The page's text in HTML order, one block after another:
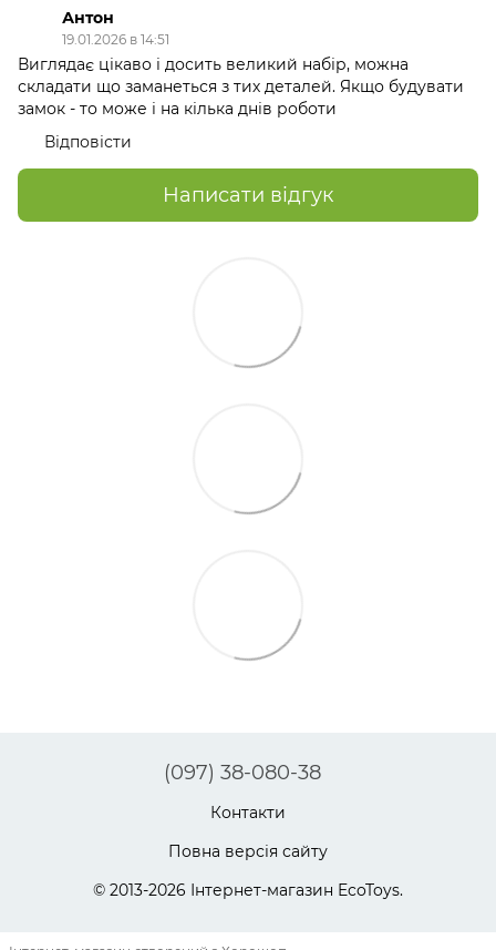
Антон
19.01.2026 в 14:51
Виглядає цікаво і досить великий набір, можна
складати що заманеться з тих деталей. Якщо будувати
замок - то може і на кілька днів роботи
Відповісти
Написати відгук
(097) 38-080-38
Контакти
Повна версія сайту
© 2013-2026 Інтернет-магазин EcoToys.